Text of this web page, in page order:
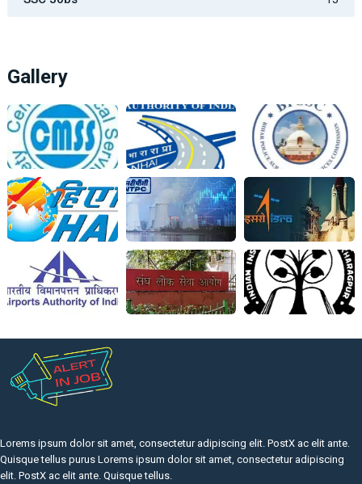
Gallery
Lorems ipsum dolor sit amet, consectetur adipiscing elit. PostX ac elit ante.
Quisque tellus purus Lorems ipsum dolor sit amet, consectetur adipiscing
elit. PostX ac elit ante. Quisque tellus.